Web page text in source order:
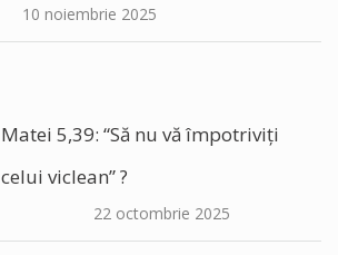
10 noiembrie 2025
Matei 5,39: “Să nu vă împotriviți
celui viclean” ?
22 octombrie 2025